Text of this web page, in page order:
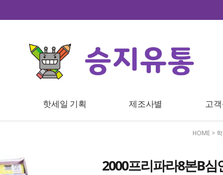
핫세일 기획 제조사별 고
HOME >
2000프리파라8본B